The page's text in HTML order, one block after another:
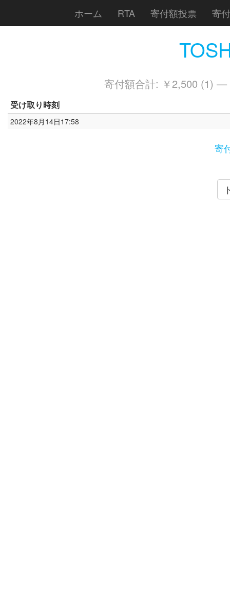
ホーム RTA 寄付額投票 寄
寄付額合計: ￥2,500 (1) —
受け取り時刻
2022年8月14日17:58
寄